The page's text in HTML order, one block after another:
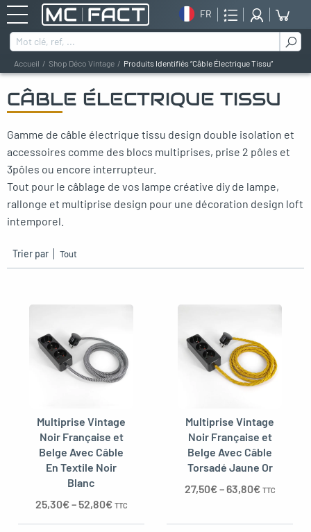
FR
Rechercher :
Accueil Shop Déco Vintage Produits Identifiés “câble Électrique Tissu”
CÂBLE ÉLECTRIQUE TISSU
Gamme de câble électrique tissu design double isolation et
accessoires comme des blocs multiprises, prise 2 pôles et
3pôles ou encore interrupteur.
Tout pour le câblage de vos lampe créative diy de lampe,
rallonge et multiprise design pour une décoration design loft
intemporel.
Trier par
Multiprise Vintage
Noir Française et
Belge Avec Câble
En Textile Noir
Blanc
25,30€–52,80€ TTC
Multiprise Vintage
Noir Française et
Belge Avec Câble
Torsadé Jaune Or
27,50€–63,80€ TTC
menu
menu
menu
menu
menu
menu